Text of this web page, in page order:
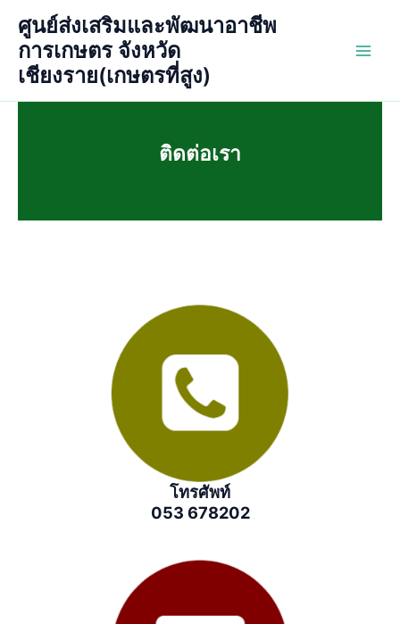
content
ศูนย์ส่งเสริมและพัฒนาอาชีพ
การเกษตร จังหวัด
เชียงราย(เกษตรที่สูง)
ติดต่อเรา
โทรศัพท์
053 678202